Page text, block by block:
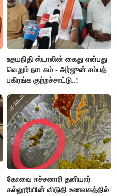
உதயநிதி ஸ்டாலின் கைது என்பது
வெறும் நாடகம் - அர்ஜுன் சம்பத்
பகிரங்க குற்றச்சாட்டு..!
கோவை ஈச்சனாரி தனியார்
கல்லூரியின் விடுதி உணவகத்தில்